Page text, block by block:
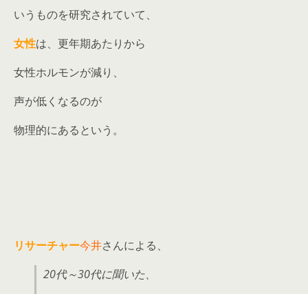
いうものを研究されていて、
女性は、更年期あたりから
女性ホルモンが減り、
声が低くなるのが
物理的にあるという。
リサーチャー今井さんによる、
20代～30代に聞いた、